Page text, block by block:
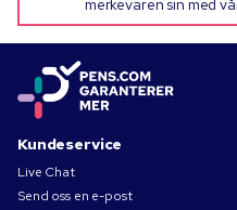
merkevaren sin med
Kundeservice
Live Chat
Send oss en e-post